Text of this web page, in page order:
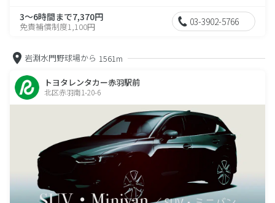
3～6時間まで7,370円
免責補償制度1,100円 03-3902-5766
岩淵水門野球場から 1561m
トヨタレンタカー赤羽駅前
北区赤羽南1-20-6